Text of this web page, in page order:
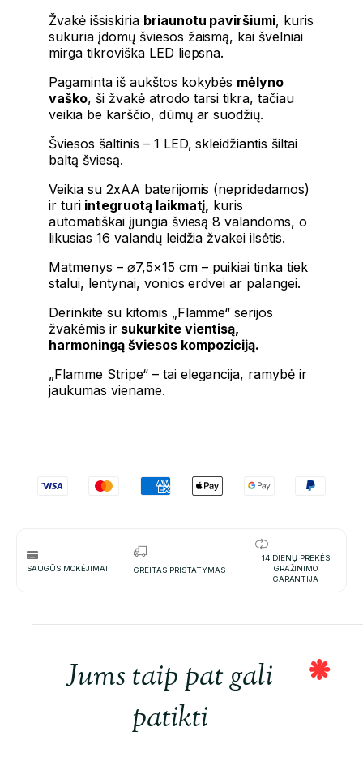
Žvakė išsiskiria briaunotu paviršiumi, kuris
sukuria įdomų šviesos žaismą, kai švelniai
mirga tikroviška LED liepsna.
Pagaminta iš aukštos kokybės mėlyno
vaško, ši žvakė atrodo tarsi tikra, tačiau
veikia be karščio, dūmų ar suodžių.
Šviesos šaltinis – 1 LED, skleidžiantis šiltai
baltą šviesą.
Veikia su 2xAA baterijomis (nepridedamos)
ir turiintegruotą laikmatį, kuris
automatiškai įjungia šviesą 8 valandoms, o
likusias 16 valandų leidžia žvakei ilsėtis.
Matmenys – ⌀7,5×15 cm – puikiai tinka tiek
stalui, lentynai, vonios erdvei ar palangei.
Derinkite su kitomis „Flamme“ serijos
žvakėmis irsukurkite vientisą,
harmoningą šviesos kompoziciją.
„Flamme Stripe“ – tai elegancija, ramybė ir
jaukumas viename.
SAUGŪS MOKĖJIMAI GREITAS PRISTATYMAS
14 DIENŲ PREKĖS
GRAŽINIMO
GARANTIJA
Jums taip pat gali
patikti